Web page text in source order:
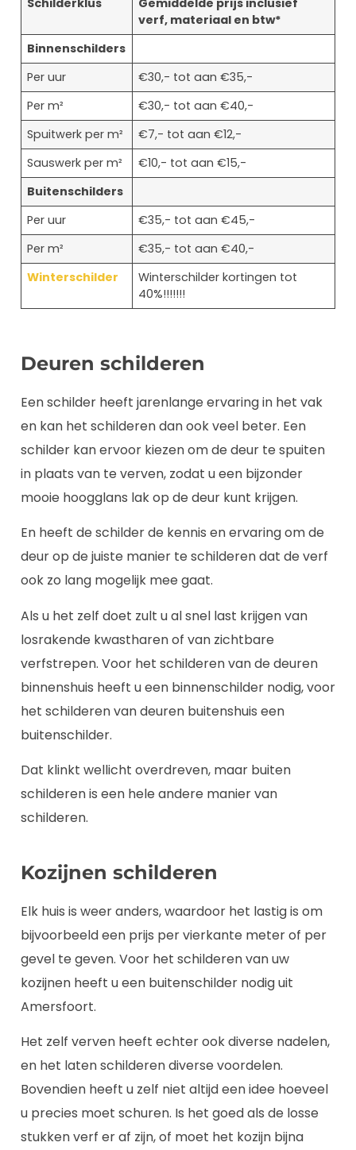
verf, materiaal en btw*
Binnenschilders
Per uur
€30,- tot aan €35,-
Per m²
€30,- tot aan €40,-
Spuitwerk per m²
€7,- tot aan €12,-
Sauswerk per m²
€10,- tot aan €15,-
Buitenschilders
Per uur
€35,- tot aan €45,-
Per m²
€35,- tot aan €40,-
Winterschilder
Winterschilder kortingen tot
40%!!!!!!!
Deuren schilderen
Een schilder heeft jarenlange ervaring in het vak
en kan het schilderen dan ook veel beter. Een
schilder kan ervoor kiezen om de deur te spuiten
in plaats van te verven, zodat u een bijzonder
mooie hoogglans lak op de deur kunt krijgen.
En heeft de schilder de kennis en ervaring om de
deur op de juiste manier te schilderen dat de verf
ook zo lang mogelijk mee gaat.
Als u het zelf doet zult u al snel last krijgen van
losrakende kwastharen of van zichtbare
verfstrepen. Voor het schilderen van de deuren
binnenshuis heeft u een binnenschilder nodig, voor
het schilderen van deuren buitenshuis een
buitenschilder.
Dat klinkt wellicht overdreven, maar buiten
schilderen is een hele andere manier van
schilderen.
Kozijnen schilderen
Elk huis is weer anders, waardoor het lastig is om
bijvoorbeeld een prijs per vierkante meter of per
gevel te geven. Voor het schilderen van uw
kozijnen heeft u een buitenschilder nodig uit
Amersfoort.
Het zelf verven heeft echter ook diverse nadelen,
en het laten schilderen diverse voordelen.
Bovendien heeft u zelf niet altijd een idee hoeveel
u precies moet schuren. Is het goed als de losse
stukken verf er af zijn, of moet het kozijn bijna